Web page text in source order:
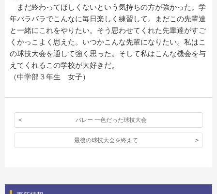
まだ終わってほしくないという気持ちの方が強かった。学
年バラバラでこんなに毎日楽しく練習して。まだこの先輩達
と一緒にこれをやりたい。そう思わせてくれた先輩達がすご
くかっこよく思えた。いつかこんな先輩になりたい。私はこ
の球技大会を通して強く思った。そして私はこんな機会を与
えてくれるこの学校が大好きだ。
（中学部３年生 女子）
バレー 一色だった球技大会
最後の球技大会を終えて